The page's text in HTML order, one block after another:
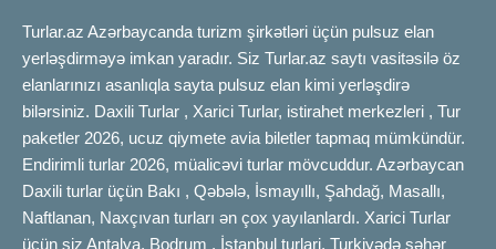
Turlar.az Azərbaycanda turizm şirkətləri üçün pulsuz elan
yerləşdirməyə imkan yaradır. Siz Turlar.az saytı vasitəsilə öz
elanlarınızı asanlıqla sayta pulsuz elan kimi yerləşdirə
bilərsiniz. Daxili Turlar , Xarici Turlar, istirahet merkezleri , Tur
paketler 2026, ucuz qiymete avia biletler tapmaq mümkündür.
Endirimli turlar 2026, müalicəvi turlar mövcuddur. Azərbaycan
Daxili turlar üçün Bakı , Qəbələ, İsmayıllı, Şahdağ, Masallı,
Naftlanan, Naxçıvan turları ən çox yayılanlardı. Xarici Turlar
üçün siz Antalya, Bodrum , İstanbul turlari, Turkiyədə şəhər